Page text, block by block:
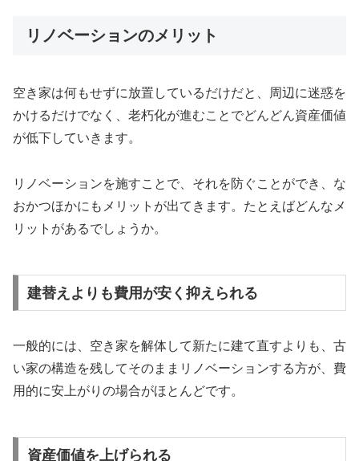
リノベーションのメリット
空き家は何もせずに放置しているだけだと、周辺に迷惑を
かけるだけでなく、老朽化が進むことでどんどん資産価値
が低下していきます。
リノベーションを施すことで、それを防ぐことができ、な
おかつほかにもメリットが出てきます。たとえばどんなメ
リットがあるでしょうか。
建替えよりも費用が安く抑えられる
一般的には、空き家を解体して新たに建て直すよりも、古
い家の構造を残してそのままリノベーションする方が、費
用的に安上がりの場合がほとんどです。
資産価値を上げられる